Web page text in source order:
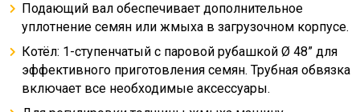
Подающий вал обеспечивает дополнительное
уплотнение семян или жмыха в загрузочном корпусе.
Котёл: 1-ступенчатый с паровой рубашкой Ø 48” для
эффективного приготовления семян. Трубная обвязка
включает все необходимые аксессуары.